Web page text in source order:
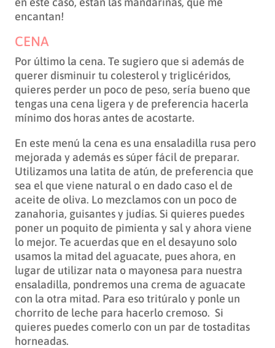
encantan!
CENA
Por último la cena. Te sugiero que si además de
querer disminuir tu colesterol y triglicéridos,
quieres perder un poco de peso, sería bueno que
tengas una cena ligera y de preferencia hacerla
mínimo dos horas antes de acostarte.
En este menú la cena es una ensaladilla rusa pero
mejorada y además es súper fácil de preparar.
Utilizamos una latita de atún, de preferencia que
sea el que viene natural o en dado caso el de
aceite de oliva. Lo mezclamos con un poco de
zanahoria, guisantes y judías. Si quieres puedes
poner un poquito de pimienta y sal y ahora viene
lo mejor. Te acuerdas que en el desayuno solo
usamos la mitad del aguacate, pues ahora, en
lugar de utilizar nata o mayonesa para nuestra
ensaladilla, pondremos una crema de aguacate
con la otra mitad. Para eso tritúralo y ponle un
chorrito de leche para hacerlo cremoso. Si
quieres puedes comerlo con un par de tostaditas
horneadas.